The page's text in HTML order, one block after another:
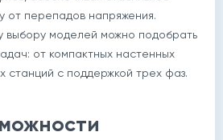
от перепадов напряжения.
выбору моделей можно подобрать
от компактных настенных
станций с поддержкой трех фаз.